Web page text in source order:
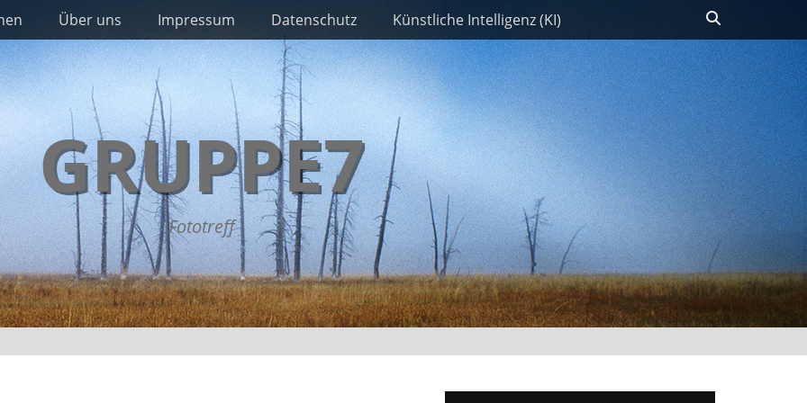
Über uns Impressum Datenschutz Künstliche Intelligenz (KI)
GRUPPE7
Fototreff